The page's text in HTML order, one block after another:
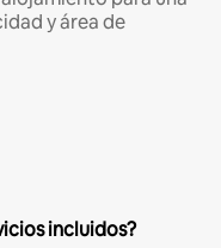
y área de
incluidos?